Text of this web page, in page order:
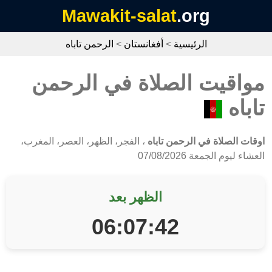
Mawakit-salat.org
الرئيسية > أفغانستان > الرحمن تاباه
مواقيت الصلاة في الرحمن
تاباه
اوقات الصلاة في الرحمن تاباه ، الفجر، الظهر، العصر، المغرب،
العشاء ليوم الجمعة 07/08/2026
الظهر بعد
06:07:42